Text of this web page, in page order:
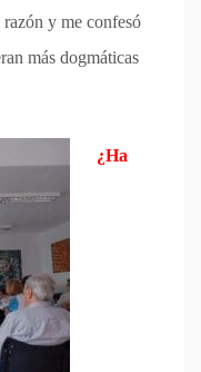
y me confesó
más dogmáticas
¿Ha